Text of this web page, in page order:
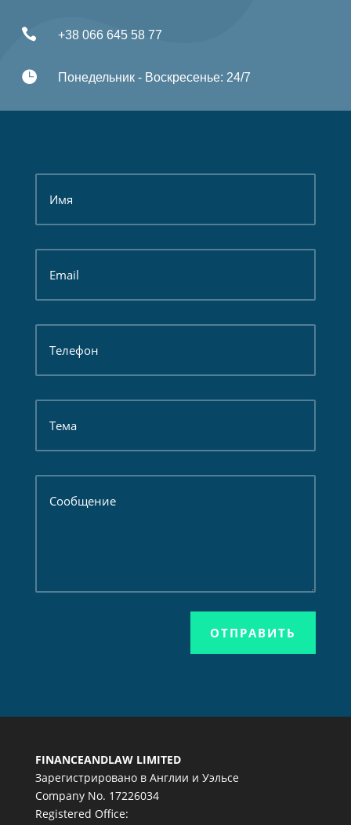
 +38 066 645 58 77
 Понедельник - Воскресенье: 24/7
ОТПРАВИТЬ
FINANCEANDLAW LIMITED
Зарегистрировано в Англии и Уэльсе
Company No. 17226034
Registered Office: